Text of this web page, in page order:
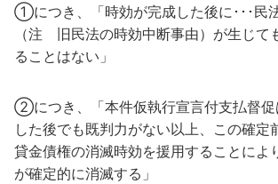
①につき、「時効が完成した後に･･･民
（注 旧民法の時効中断事由）が生じて
ることはない」
②につき、「本件仮執行宣言付支払督促
した後でも既判力がない以上、この確定
貸金債権の消滅時効を援用することによ
が確定的に消滅する」